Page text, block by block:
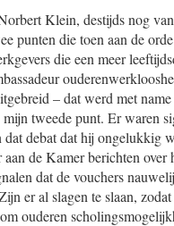
Klein, destijds nog
punten die toen aan de
die een meer
– dat werd met
tweede punt. Er waren
debat dat hij ongelukkig
de Kamer berichten
dat de vouchers
er al slagen te slaan,
ouderen